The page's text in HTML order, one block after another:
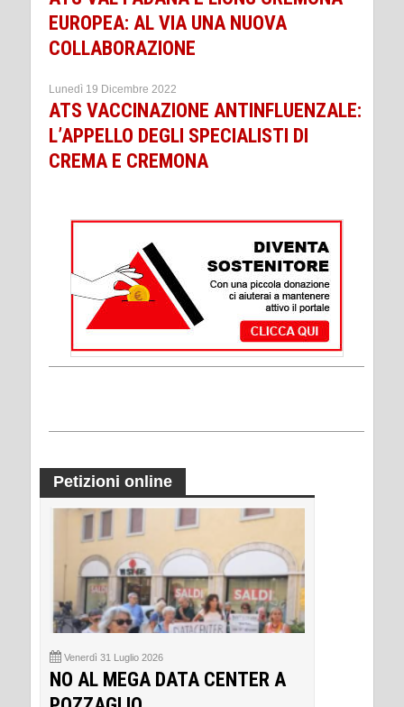
EUROPEA: AL VIA UNA NUOVA
COLLABORAZIONE
Lunedì 19 Dicembre 2022
ATS VACCINAZIONE ANTINFLUENZALE:
L’APPELLO DEGLI SPECIALISTI DI
CREMA E CREMONA
Petizioni online
Venerdì 31 Luglio 2026
NO AL MEGA DATA CENTER A